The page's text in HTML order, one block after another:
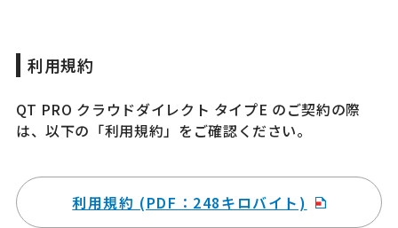
利用規約
QT PRO クラウドダイレクト タイプE のご契約の際
は、以下の「利用規約」をご確認ください。
利用規約 (PDF：248キロバイト)